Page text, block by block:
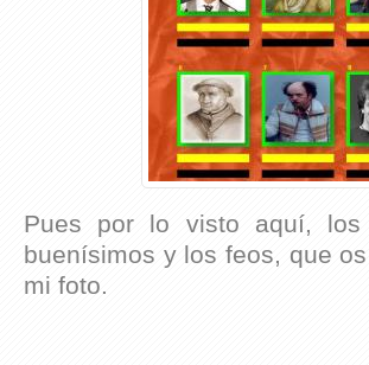
Pues por lo visto aquí, los
buenísimos y los feos, que
mi foto.